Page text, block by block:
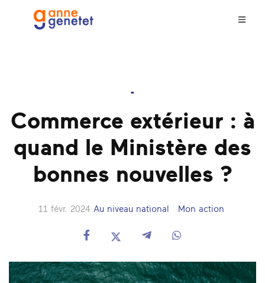
-
Commerce extérieur : à
quand le Ministère des
bonnes nouvelles ?
11 févr. 2024 Au niveau national Mon action